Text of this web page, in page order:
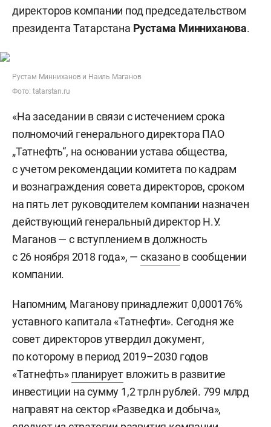
директоров компании под председательством
президента Татарстана Рустама Минниханова.
Рустам Минниханов и Наиль Маганов
Фото: tatarstan.ru
«На заседании в связи с истечением срока
полномочий генерального директора ПАО
„Татнефть“, на основании устава общества,
c учетом рекомендации комитета по кадрам
и вознаграждения совета директоров, сроком
на пять лет руководителем компании назначен
действующий генеральный директор Н.У.
Маганов — с вступлением в должность
с 26 ноября 2018 года», — сказанов сообщении
компании.
Напомним, Маганову принадлежит 0,000176%
уставного капитала «Татнефти». Сегодня же
совет директоров утвердил документ,
по которому в период 2019–2030 годов
«Татнефть» планирует вложить в развитие
инвестиции на сумму 1,2 трлн рублей. 799 млрд
направят на сектор «Разведка и добыча»,